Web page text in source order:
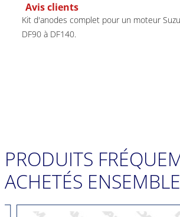
Avis clients
Kit d'anodes complet pour un moteur
DF90 à DF140.
PRODUITS
ACHETÉS ENSEMBLE